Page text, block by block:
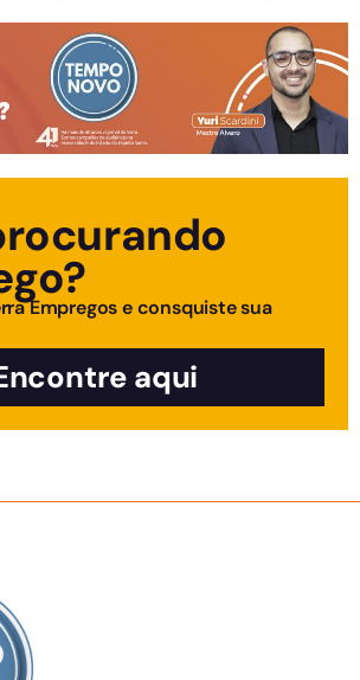
Empregos e consquiste sua
aqui